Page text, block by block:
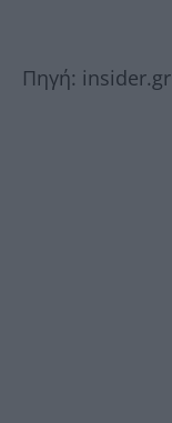
Πηγή: insider.gr